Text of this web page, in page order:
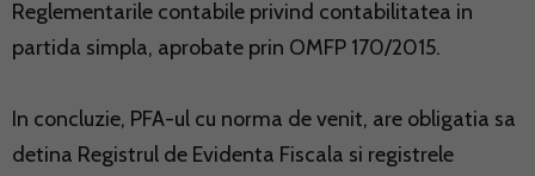
Reglementarile contabile privind contabilitatea in
partida simpla, aprobate prin OMFP 170/2015.
In concluzie, PFA-ul cu norma de venit, are obligatia sa
detina Registrul de Evidenta Fiscala si registrele